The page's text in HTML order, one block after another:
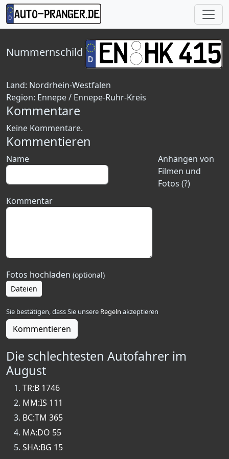
Nummernschild
Land: Nordrhein-Westfalen
Region: Ennepe / Ennepe-Ruhr-Kreis
Kommentare
Keine Kommentare.
Kommentieren
Anhängen von
Filmen und
Fotos (?)
Name
Kommentar
Fotos hochladen (optional)
Dateien
Sie bestätigen, dass Sie unsere Regeln akzeptieren
Kommentieren
Die schlechtesten Autofahrer im
August
TR:B 1746
MM:IS 111
BC:TM 365
MA:DO 55
SHA:BG 15